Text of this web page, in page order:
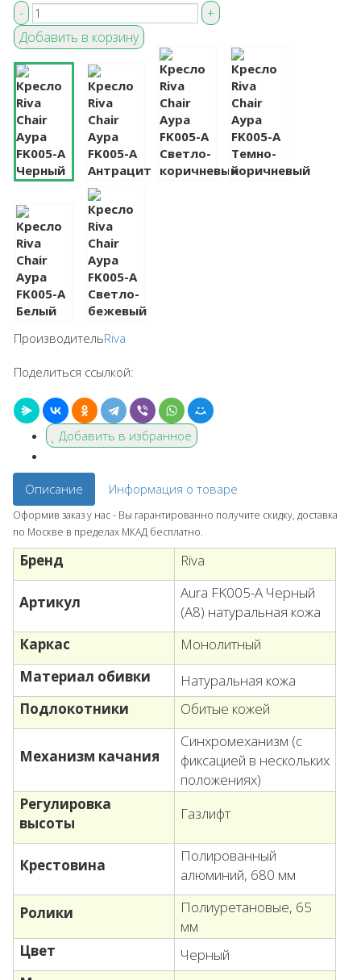
ПроизводительRiva
Поделиться ссылкой:
Добавить в избранное
Описание Информация о товаре
Оформив заказ у нас - Вы гарантированно получите скидку, доставка
по Москве в пределах МКАД бесплатно.
Бренд Riva
Артикул
Aura FK005-A Черный
(A8) натуральная кожа
Каркас
Монолитный
Материал обивки
Натуральная кожа
Подлокотники
Обитые кожей
Механизм качания
Cинхромеханизм (с
фиксацией в нескольких
положениях)
Регулировка
высоты
Газлифт
Крестовина
Полированный
алюминий, 680 мм
Ролики
Полиуретановые, 65
мм
Цвет
Черный